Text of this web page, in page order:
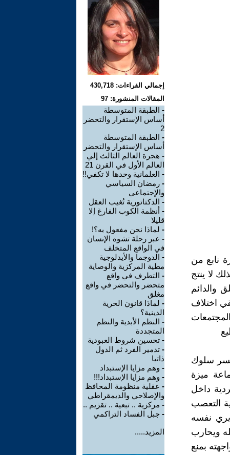
نابع من
لا ينتج
والدائم
اختلاف
سلوك
ميزة
داخل
التعصب
نفسه
ويحارب
بمنع
إجمالي القراءات: 430,718
المقالات المنشورة: 97
- الطبقة المتوسطة
أساس الإستقرار والتحضر
2
- الطبقة المتوسطة
أساس الإستقرار والتحضر
- هجرة العالم الثالث إلي
العالم الأول في القرن 21
- العلمانية وحدها لا تكفي!!
- رمضان السياسي
والإجتماعي
- الدكتاتورية تُغيب العقل
- أنظمة الكوب الفارغ إلا
قليلا
- لماذا نحن مفعول به؟!
- عبر رحلة تشوه الإنسان
في الواقع المتخلف
- الدوجما والأيدلوجية
مطية المركزية والوصاية
- التطرف في واقع
متحضر والتحضر في واقع
مغلق
- لماذا قانون الحرية
الدينية؟
- النظم الأبدية والنظم
المتجددة
- تحسين شروط العبودية
- تدمير الفرد ثم الدول
ذاتيا
- وهم مزايا الإستبداد
- وهم مزايا الإستبداد!!!
- عقلية منظومة المحافظ
والإصلاحي والديمقراطي
- مركزية .. تبعية .. تقزيم ..
- جبل الفساد التراكمي
المزيد.....